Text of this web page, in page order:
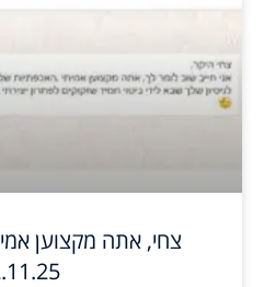
צחי, אתה מקצוען